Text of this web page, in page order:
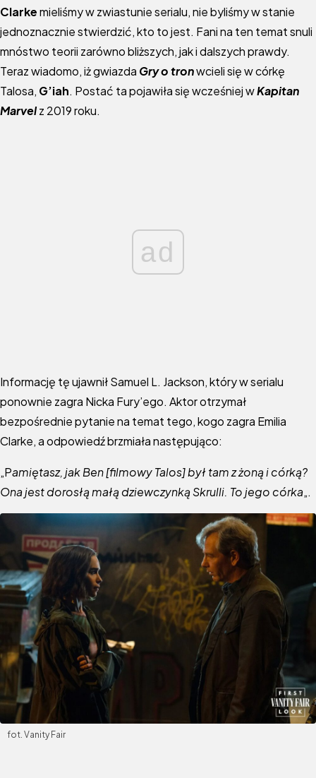
Clarkemieliśmy w zwiastunie serialu, nie byliśmy w stanie
jednoznacznie stwierdzić, kto to jest. Fani na ten temat snuli
mnóstwo teorii zarówno bliższych, jak i dalszych prawdy.
Teraz wiadomo, iż gwiazda Gry o tronwcieli się w córkę
Talosa, G’iah. Postać ta pojawiła się wcześniej wKapitan
Marvelz 2019 roku.
ad
Informację tę ujawnił Samuel L. Jackson, który w serialu
ponownie zagra Nicka Fury’ego. Aktor otrzymał
bezpośrednie pytanie na temat tego, kogo zagra Emilia
Clarke, a odpowiedź brzmiała następująco:
„Pamiętasz, jak Ben [filmowy Talos] był tam z żoną i córką?
Ona jest dorosłą małą dziewczynką Skrulli. To jego córka„.
fot. Vanity Fair